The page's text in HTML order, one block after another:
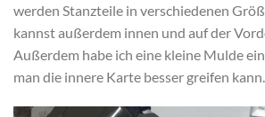
werden Stanzteile in verschiedenen
kannst außerdem innen und auf der
Außerdem habe ich eine kleine Mulde
man die innere Karte besser greifen kann.